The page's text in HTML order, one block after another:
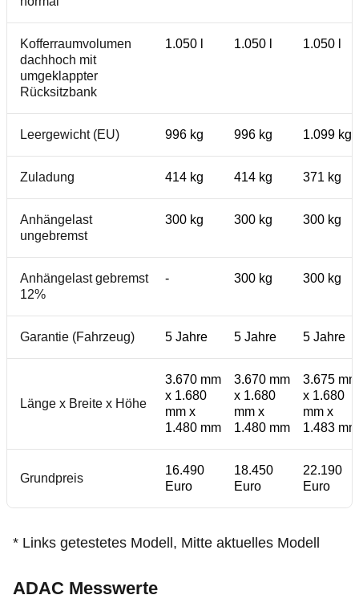
Kofferraumvolumen
dachhoch mit
umgeklappter
Rücksitzbank
1.050 l 1.050 l 1.050 l
Leergewicht (EU) 996 kg 996 kg 1.099 kg
Zuladung 414 kg 414 kg 371 kg
Anhängelast
ungebremst
300 kg 300 kg 300 kg
Anhängelast gebremst
12%
- 300 kg 300 kg
Garantie (Fahrzeug) 5 Jahre 5 Jahre 5 Jahre
Länge x Breite x Höhe
3.670 mm
x 1.680
mm x
1.480 mm
3.670 mm
x 1.680
mm x
1.480 mm
3.675 mm
x 1.680
mm x
1.483 mm
Grundpreis
16.490
Euro
18.450
Euro
22.190
Euro
* Links getestetes Modell, Mitte aktuelles Modell
ADAC Messwerte